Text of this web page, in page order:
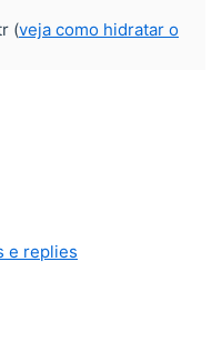
(veja como hidratar o
e replies